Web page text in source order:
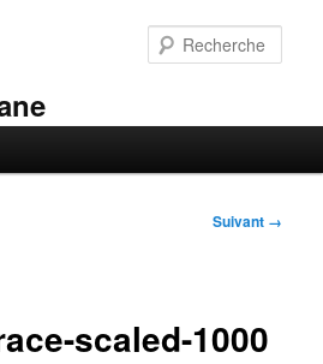
Suivant →
scaled-1000